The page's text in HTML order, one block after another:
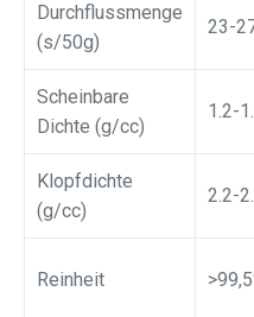
Durchflussmenge
(s/50g)
23-
Scheinbare
Dichte (g/cc)
1.2-
Klopfdichte
(g/cc)
2.2-
Reinheit